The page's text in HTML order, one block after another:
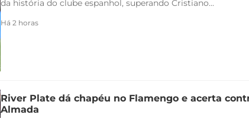
da história do clube espanhol, superando Cristiano...
Há 2 horas
River Plate dá chapéu no Flamengo e acerta
Almada